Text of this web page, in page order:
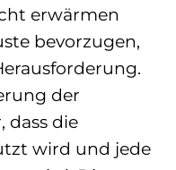
erwärmen
bevorzugen,
der
dass die
wird und jede